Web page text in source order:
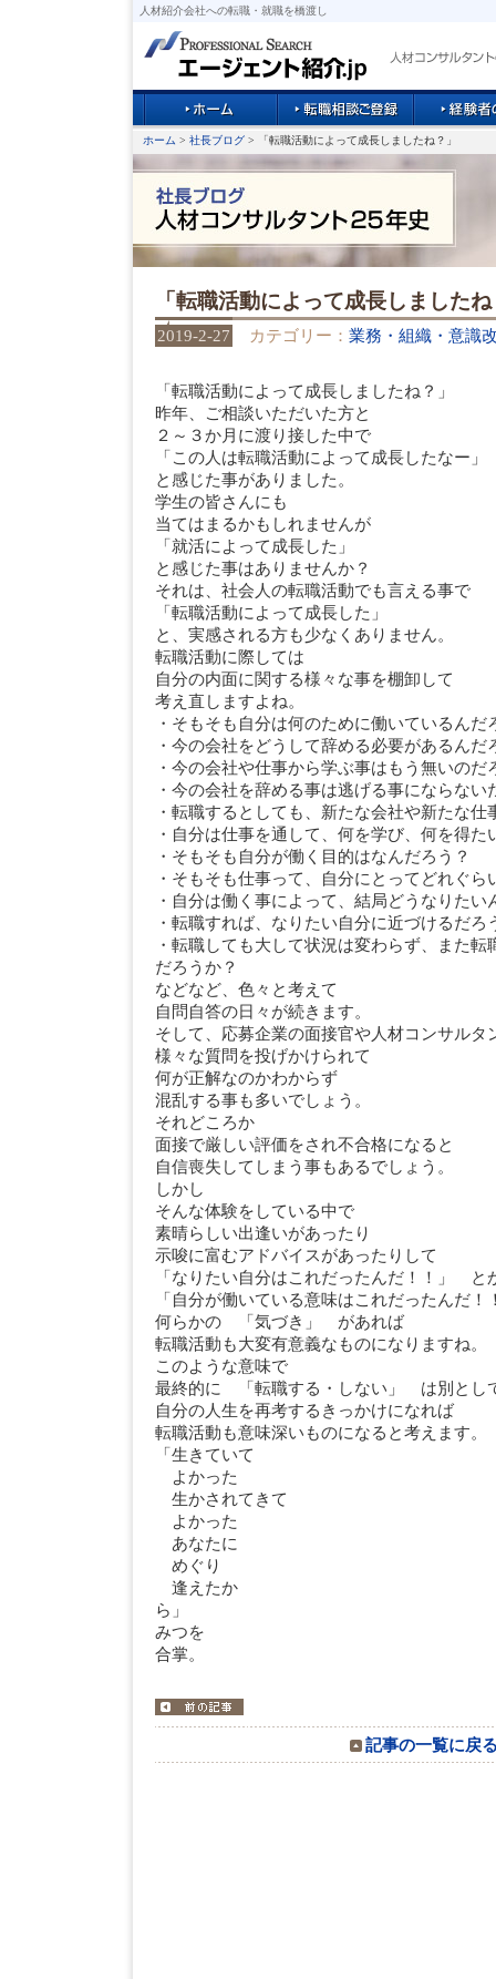
人材紹介会社への転職・就職を橋渡し
ホーム > 社長ブログ > 「転職活動によって成長しましたね？」
「転職活動によって成長しました
2019-2-27 カテゴリー： 業務・組織・意識
「転職活動によって成長しましたね？」
昨年、ご相談いただいた方と
２～３か月に渡り接した中で
「この人は転職活動によって成長したなー」
と感じた事がありました。
学生の皆さんにも
当てはまるかもしれませんが
「就活によって成長した」
と感じた事はありませんか？
それは、社会人の転職活動でも言える事で
「転職活動によって成長した」
と、実感される方も少なくありません。
転職活動に際しては
自分の内面に関する様々な事を棚卸して
考え直しますよね。
・そもそも自分は何のために働いているんだ
・今の会社をどうして辞める必要があるんだ
・今の会社や仕事から学ぶ事はもう無いのだ
・今の会社を辞める事は逃げる事にならない
・転職するとしても、新たな会社や新たな
・自分は仕事を通して、何を学び、何を得た
・そもそも自分が働く目的はなんだろう？
・そもそも仕事って、自分にとってどれぐ
・自分は働く事によって、結局どうなりたい
・転職すれば、なりたい自分に近づけるだろ
・転職しても大して状況は変わらず、また
だろうか？
などなど、色々と考えて
自問自答の日々が続きます。
そして、応募企業の面接官や人材コンサルタ
様々な質問を投げかけられて
何が正解なのかわからず
混乱する事も多いでしょう。
それどころか
面接で厳しい評価をされ不合格になると
自信喪失してしまう事もあるでしょう。
しかし
そんな体験をしている中で
素晴らしい出逢いがあったり
示唆に富むアドバイスがあったりして
「なりたい自分はこれだったんだ！！」 と
「自分が働いている意味はこれだったんだ
何らかの 「気づき」 があれば
転職活動も大変有意義なものになりますね。
このような意味で
最終的に 「転職する・しない」 は別とし
自分の人生を再考するきっかけになれば
転職活動も意味深いものになると考えます。
「生きていて
よかった
生かされてきて
よかった
あなたに
めぐり
逢えたか
みつを
合掌。
記事の一覧に戻